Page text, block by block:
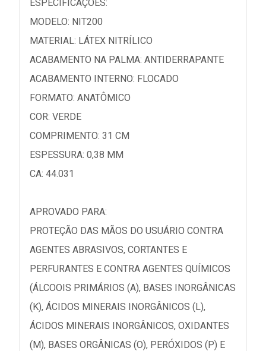
ESPECIFICAÇÕES:
MODELO: NIT200
MATERIAL: LÁTEX NITRÍLICO
ACABAMENTO NA PALMA: ANTIDERRAPANTE
ACABAMENTO INTERNO: FLOCADO
FORMATO: ANATÔMICO
COR: VERDE
COMPRIMENTO: 31 CM
ESPESSURA: 0,38 MM
CA: 44.031
APROVADO PARA:
PROTEÇÃO DAS MÃOS DO USUÁRIO CONTRA
AGENTES ABRASIVOS, CORTANTES E
PERFURANTES E CONTRA AGENTES QUÍMICOS
(ÁLCOOIS PRIMÁRIOS (A), BASES INORGÂNICAS
(K), ÁCIDOS MINERAIS INORGÂNICOS (L),
ÁCIDOS MINERAIS INORGÂNICOS, OXIDANTES
(M), BASES ORGÂNICAS (O), PERÓXIDOS (P) E